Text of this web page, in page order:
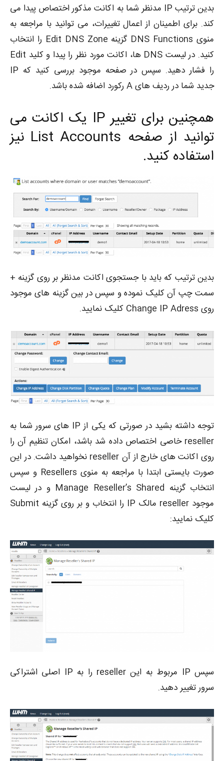
بدین ترتیب IP مدنظر شما به اکانت مذکور اختصاص پیدا می
کند. برای اطمینان از اعمال تغییرات، می توانید با مراجعه به
منوی DNS Functions گزینه Edit DNS Zone را انتخاب
کنید. در لیست DNS ها، اکانت مورد نظر را پیدا و کلید Edit
را فشار دهید. سپس در صفحه موجود بررسی کنید که IP
جدید شما در ردیف های A رکورد اضافه شده باشد.
همچنین برای تغییر IP یک اکانت می
توانید از صفحه List Accounts نیز
استفاده کنید.
بدین ترتیب که باید با جستجوی اکانت مدنظر بر روی گزینه +
سمت چپ آن کلیک نموده و سپس در بین گزینه های موجود
روی Change IP Adress کلیک نمایید.
توجه داشته بشید در صورتی که یکی از IP های سرور شما به
reseller خاصی اختصاص داده شد باشد، امکان تنظیم آن را
روی اکانت های خارج از آن reseller نخواهید داشت. در این
صورت بایستی ابتدا با مراجعه به منوی Resellers و سپس
انتخاب گزینه Manage Reseller’s Shared و در لیست
موجود reseller مالک IP را انتخاب و بر روی گزینه Submit
کلیک نمایید:
سپس IP مربوط به این reseller را به IP اصلی اشتراکی
سرور تغییر دهید.